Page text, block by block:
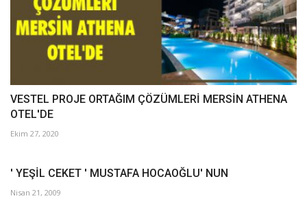
VESTEL PROJE ORTAĞIM ÇÖZÜMLERİ MERSİN ATHENA
OTEL'DE
Ekim 27, 2020
' YEŞİL CEKET ' MUSTAFA HOCAOĞLU' NUN
Nisan 21, 2009